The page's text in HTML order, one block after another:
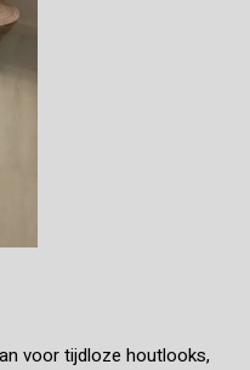
voor tijdloze houtlooks,